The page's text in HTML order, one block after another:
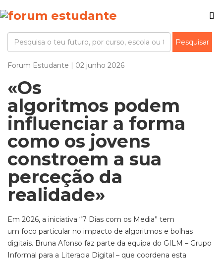
Forum Estudante | 02 junho 2026
«Os
algoritmos podem
influenciar a forma
como os jovens
constroem a sua
perceção da
realidade»
Em 2026, a iniciativa “7 Dias com os Media” tem
um foco particular no impacto de algoritmos e bolhas
digitais. Bruna Afonso faz parte da equipa do GILM – Grupo
Informal para a Literacia Digital – que coordena esta